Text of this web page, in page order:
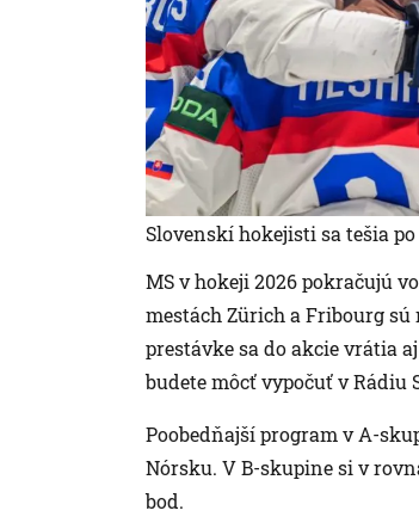
Slovenskí hokejisti sa tešia po
MS v hokeji 2026 pokračujú
mestách Zürich a Fribourg
prestávke sa do akcie vrátia
budete môcť vypočuť v Rádiu
Poobedňajší program v A-
Nórsku. V B-skupine si v
bod.